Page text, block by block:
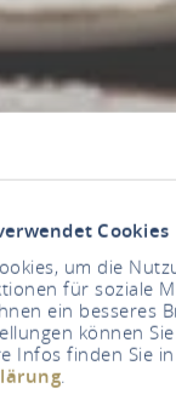
Cookies
um die
für soziale
ein besseres
können
Infos finden Sie
.